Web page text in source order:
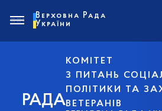
РАДА
КОМІТЕТ
З ПИТАНЬ
ПОЛІТИКИ ТА
ВЕТЕРАНІВ
Верховна Рада
України